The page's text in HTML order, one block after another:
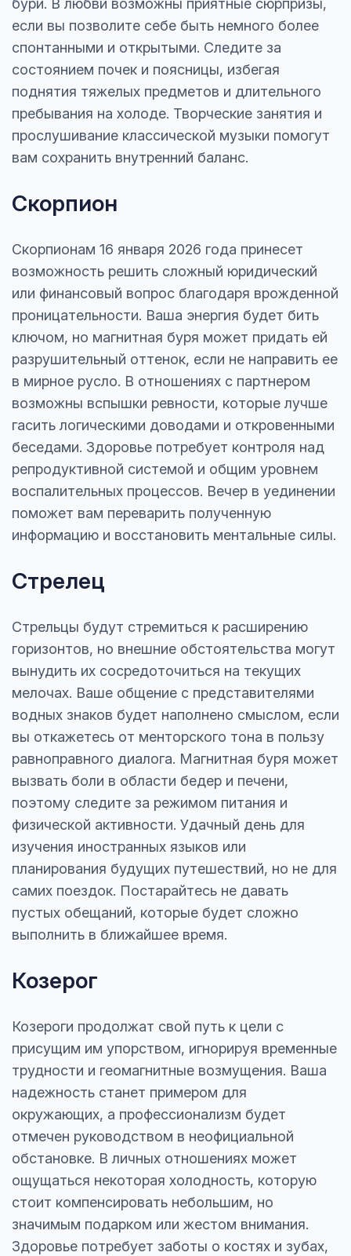
если вы позволите себе быть немного более
спонтанными и открытыми. Следите за
состоянием почек и поясницы, избегая
поднятия тяжелых предметов и длительного
пребывания на холоде. Творческие занятия и
прослушивание классической музыки помогут
вам сохранить внутренний баланс.
Скорпион
Скорпионам 16 января 2026 года принесет
возможность решить сложный юридический
или финансовый вопрос благодаря врожденной
проницательности. Ваша энергия будет бить
ключом, но магнитная буря может придать ей
разрушительный оттенок, если не направить ее
в мирное русло. В отношениях с партнером
возможны вспышки ревности, которые лучше
гасить логическими доводами и откровенными
беседами. Здоровье потребует контроля над
репродуктивной системой и общим уровнем
воспалительных процессов. Вечер в уединении
поможет вам переварить полученную
информацию и восстановить ментальные силы.
Стрелец
Стрельцы будут стремиться к расширению
горизонтов, но внешние обстоятельства могут
вынудить их сосредоточиться на текущих
мелочах. Ваше общение с представителями
водных знаков будет наполнено смыслом, если
вы откажетесь от менторского тона в пользу
равноправного диалога. Магнитная буря может
вызвать боли в области бедер и печени,
поэтому следите за режимом питания и
физической активности. Удачный день для
изучения иностранных языков или
планирования будущих путешествий, но не для
самих поездок. Постарайтесь не давать
пустых обещаний, которые будет сложно
выполнить в ближайшее время.
Козерог
Козероги продолжат свой путь к цели с
присущим им упорством, игнорируя временные
трудности и геомагнитные возмущения. Ваша
надежность станет примером для
окружающих, а профессионализм будет
отмечен руководством в неофициальной
обстановке. В личных отношениях может
ощущаться некоторая холодность, которую
стоит компенсировать небольшим, но
значимым подарком или жестом внимания.
Здоровье потребует заботы о костях и зубах,